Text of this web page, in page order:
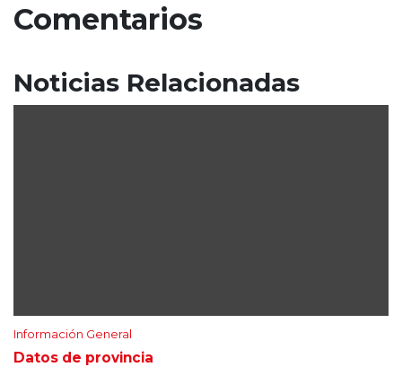
Comentarios
Noticias Relacionadas
Información General
Datos de provincia